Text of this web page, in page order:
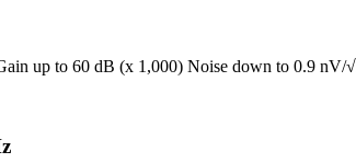
up to 60 dB (x 1,000) Noise down to 0.9